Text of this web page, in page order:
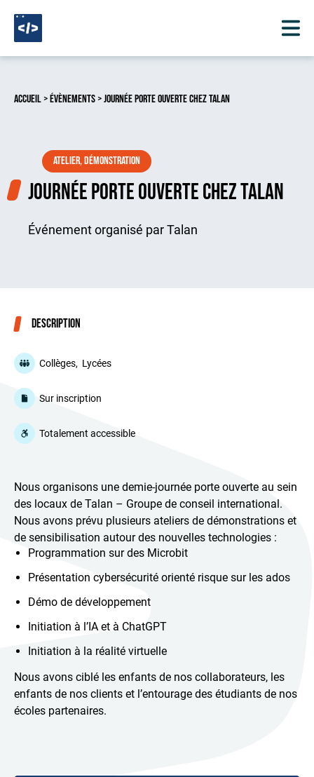
Accueil>Évènements> Journée Porte ouverte chez Talan
Atelier, démonstration
Journée Porte ouverte chez Talan
Événement organisé par Talan
Description
Collèges, Lycées
Sur inscription
Totalement accessible
Nous organisons une demie-journée porte ouverte au sein
des locaux de Talan – Groupe de conseil international.
Nous avons prévu plusieurs ateliers de démonstrations et
de sensibilisation autour des nouvelles technologies :
Programmation sur des Microbit
Présentation cybersécurité orienté risque sur les ados
Démo de développement
Initiation à l’IA et à ChatGPT
Initiation à la réalité virtuelle
Nous avons ciblé les enfants de nos collaborateurs, les
enfants de nos clients et l’entourage des étudiants de nos
écoles partenaires.